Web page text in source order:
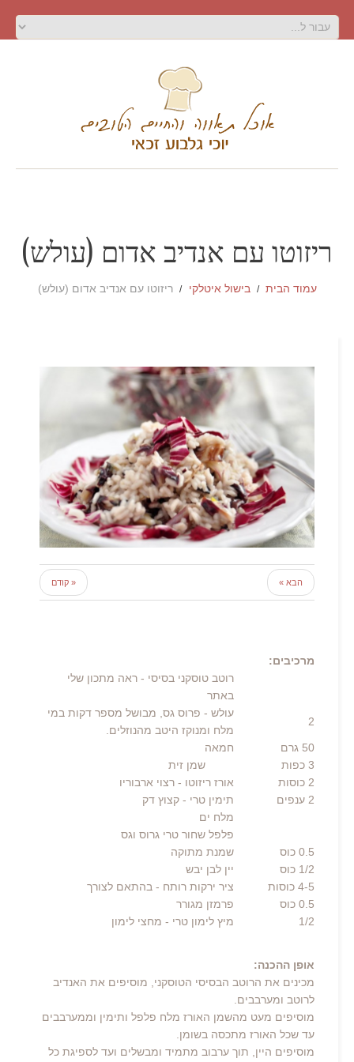
ריזוטו עם אנדיב אדום (עולש)
עמוד הבית בישול איטלקי ריזוטו עם אנדיב אדום (עולש)
« קודם הבא »
מרכיבים:
רוטב טוסקני בסיסי - ראה מתכון שלי
באתר
2
עולש - פרוס גס, מבושל מספר דקות במי
מלח ומנוקז היטב מהנוזלים.
50 גרם
חמאה
3 כפות שמן זית
2 כוסות אורז ריזוטו - רצוי ארבוריו
2 ענפים
תימין טרי - קצוץ דק
מלח ים
פלפל שחור טרי גרוס וגס
0.5 כוס
שמנת מתוקה
1/2 כוס
יין לבן יבש
4-5 כוסות ציר ירקות רותח - בהתאם לצורך
0.5 כוס
פרמזן מגורר
1/2
מיץ לימון טרי - מחצי לימון
אופן ההכנה:
מכינים את הרוטב הבסיסי הטוסקני, מוסיפים את האנדיב
לרוטב ומערבבים.
מוסיפים מעט מהשמן האורז מלח פלפל ותימין וממערבבים
עד שכל האורז מתכסה בשומן.
מוסיפים היין, תוך ערבוב מתמיד ומבשלים ועד לספיגת כל